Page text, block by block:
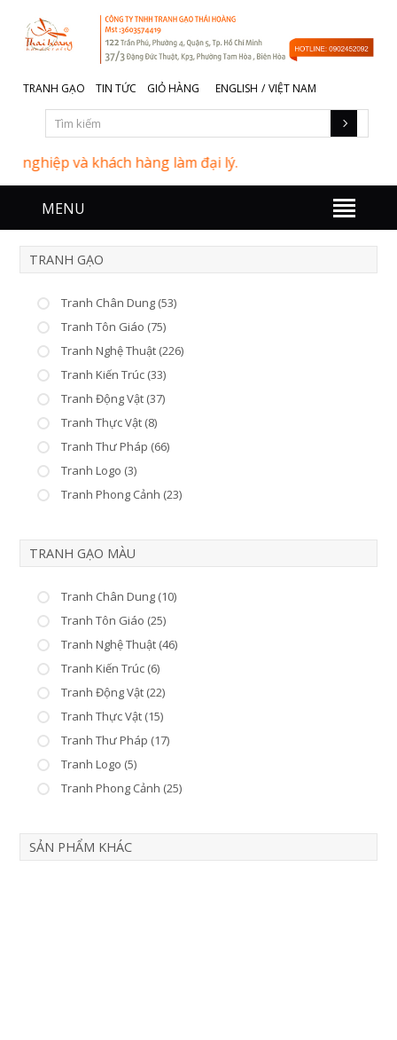
TRANH GẠO TIN TỨC GIỎ HÀNG ENGLISH / VIỆT NAM
và khách hàng làm đại lý.
MENU
TRANH GẠO
Tranh Chân Dung (53)
Tranh Tôn Giáo (75)
Tranh Nghệ Thuật (226)
Tranh Kiến Trúc (33)
Tranh Động Vật (37)
Tranh Thực Vật (8)
Tranh Thư Pháp (66)
Tranh Logo (3)
Tranh Phong Cảnh (23)
TRANH GẠO MÀU
Tranh Chân Dung (10)
Tranh Tôn Giáo (25)
Tranh Nghệ Thuật (46)
Tranh Kiến Trúc (6)
Tranh Động Vật (22)
Tranh Thực Vật (15)
Tranh Thư Pháp (17)
Tranh Logo (5)
Tranh Phong Cảnh (25)
SẢN PHẨM KHÁC